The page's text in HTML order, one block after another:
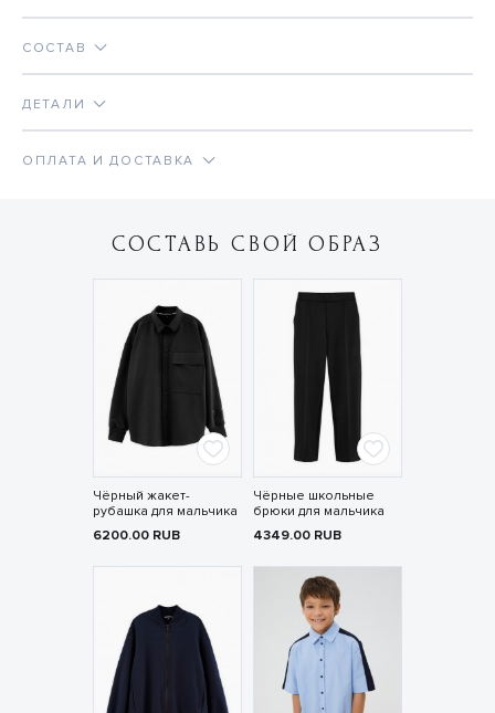
СОСТАВ
ДЕТАЛИ
ОПЛАТА И ДОСТАВКА
СОСТАВЬ СВОЙ ОБРАЗ
Чёрный жакет-
рубашка для мальчика
6200.00 RUB
Чёрные школьные
брюки для мальчика
4349.00 RUB